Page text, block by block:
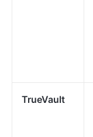
TrueVault